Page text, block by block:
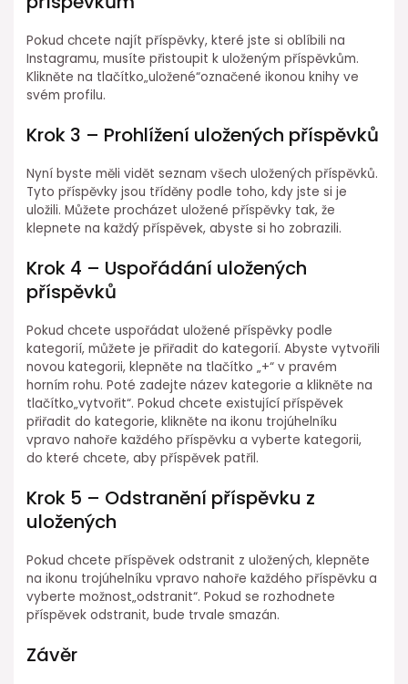
Pokud chcete najít příspěvky, které jste si oblíbili na
Instagramu, musíte přistoupit k uloženým příspěvkům.
Klikněte na tlačítko„uložené“označené ikonou knihy ve
svém profilu.
Krok 3 – Prohlížení uložených příspěvků
Nyní byste měli vidět seznam všech uložených příspěvků.
Tyto příspěvky jsou tříděny podle toho, kdy jste si je
uložili. Můžete procházet uložené příspěvky tak, že
klepnete na každý příspěvek, abyste si ho zobrazili.
Krok 4 – Uspořádání uložených
příspěvků
Pokud chcete uspořádat uložené příspěvky podle
kategorií, můžete je přiřadit do kategorií. Abyste vytvořili
novou kategorii, klepněte na tlačítko „+“ v pravém
horním rohu. Poté zadejte název kategorie a klikněte na
tlačítko„vytvořit“. Pokud chcete existující příspěvek
přiřadit do kategorie, klikněte na ikonu trojúhelníku
vpravo nahoře každého příspěvku a vyberte kategorii,
do které chcete, aby příspěvek patřil.
Krok 5 – Odstranění příspěvku z
uložených
Pokud chcete příspěvek odstranit z uložených, klepněte
na ikonu trojúhelníku vpravo nahoře každého příspěvku a
vyberte možnost„odstranit“. Pokud se rozhodnete
příspěvek odstranit, bude trvale smazán.
Závěr